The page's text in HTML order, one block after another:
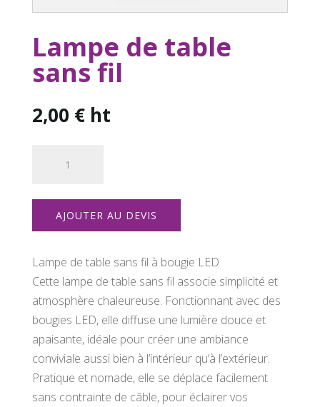
Lampe de table
sans fil
2,00 € ht
de
sans
AJOUTER AU DEVIS
Lampe de table sans fil à bougie LED
Cette lampe de table sans fil associe simplicité et
atmosphère chaleureuse. Fonctionnant avec des
bougies LED, elle diffuse une lumière douce et
apaisante, idéale pour créer une ambiance
conviviale aussi bien à l’intérieur qu’à l’extérieur.
Pratique et nomade, elle se déplace facilement
sans contrainte de câble, pour éclairer vos